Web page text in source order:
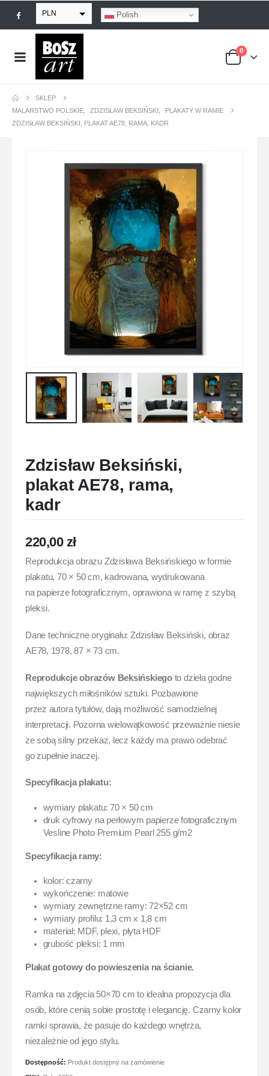
PLN
EUR
USD
Polish
0
SKLEP
MALARSTWO POLSKIE
ZDZISŁAW BEKSIŃSKI
PLAKATY W RAMIE
ZDZISŁAW BEKSIŃSKI, PLAKAT AE78, RAMA, KADR
Zdzisław Beksiński,
plakat AE78, rama,
kadr
220,00 zł
Reprodukcja obrazu Zdzisława Beksińskiego w formie
plakatu, 70 × 50 cm, kadrowana, wydrukowana
na papierze fotograficznym, oprawiona w ramę z szybą
pleksi.
Dane techniczne oryginału: Zdzisław Beksiński, obraz
AE78, 1978, 87 × 73 cm.
Reprodukcje obrazów Beksińskiego to dzieła godne
największych miłośników sztuki. Pozbawione
przez autora tytułów, dają możliwość samodzielnej
interpretacji. Pozorna wielowątkowość przeważnie niesie
ze sobą silny przekaz, lecz każdy ma prawo odebrać
go zupełnie inaczej.
Specyfikacja plakatu:
wymiary plakatu: 70 × 50 cm
druk cyfrowy na perłowym papierze fotograficznym
Vesline Photo Premium Pearl 255 g/m2
Specyfikacja ramy:
kolor: czarny
wykończenie: matowe
wymiary zewnętrzne ramy: 72×52 cm
wymiary profilu: 1,3 cm x 1,8 cm
materiał: MDF, plexi, płyta HDF
grubość pleksi: 1 mm
Plakat gotowy do powieszenia na ścianie.
Ramka na zdjęcia 50×70 cm to idealna propozycja dla
osób, które cenią sobie prostotę i elegancję. Czarny kolor
ramki sprawia, że pasuje do każdego wnętrza,
niezależnie od jego stylu.
Dostępność: Produkt dostępny na zamówienie